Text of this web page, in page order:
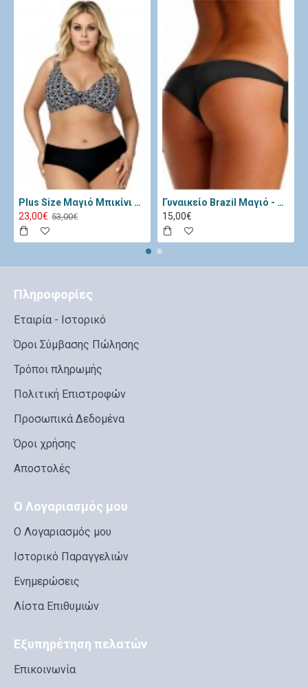
Plus Size Μαγιό Μπικίνι Lorin Μαύρο Λευκό L-3065
23,00€ 53,00€
Γυναικείο Brazil Μαγιό - Katia Μαύρο 11334-Black
15,00€
Πληροφορίες
Εταιρία - Ιστορικό
Όροι Σύμβασης Πώλησης
Τρόποι πληρωμής
Πολιτική Επιστροφών
Προσωπικά Δεδομένα
Όροι χρήσης
Αποστολές
Ο Λογαριασμός μου
Ο Λογαριασμός μου
Ιστορικό Παραγγελιών
Ενημερώσεις
Λίστα Επιθυμιών
Εξυπηρέτηση πελατών
Επικοινωνία